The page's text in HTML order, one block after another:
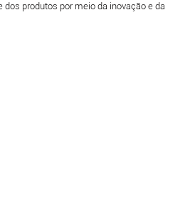
dos produtos por meio da inovação e da